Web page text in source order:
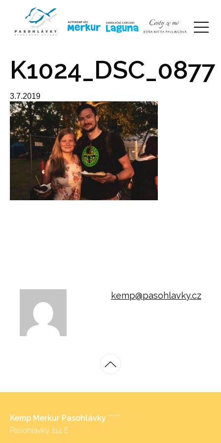
K1024_DSC_0877
3.7.2019
kemp@pasohlavky.cz
Kemp Merkur Pasohlávky *****
Pasohlávky 114 E